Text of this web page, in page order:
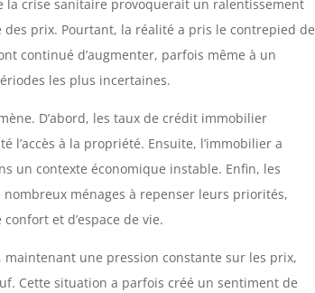
la crise sanitaire provoquerait un ralentissement
prix. Pourtant, la réalité a pris le contrepied de
continué d’augmenter, parfois même à un
les plus incertaines.
D’abord, les taux de crédit immobilier
à la propriété. Ensuite, l’immobilier a
un contexte économique instable. Enfin, les
ménages à repenser leurs priorités,
et d’espace de vie.
maintenant une pression constante sur les prix,
Cette situation a parfois créé un sentiment de